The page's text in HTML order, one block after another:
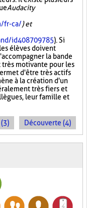
Audacity
fr-ca/) et
id408709785). Si
élèves doivent
la bande
motivante pour les
d'être très actifs
à la création d'un
très fiers et
leur famille et
Découverte (4)